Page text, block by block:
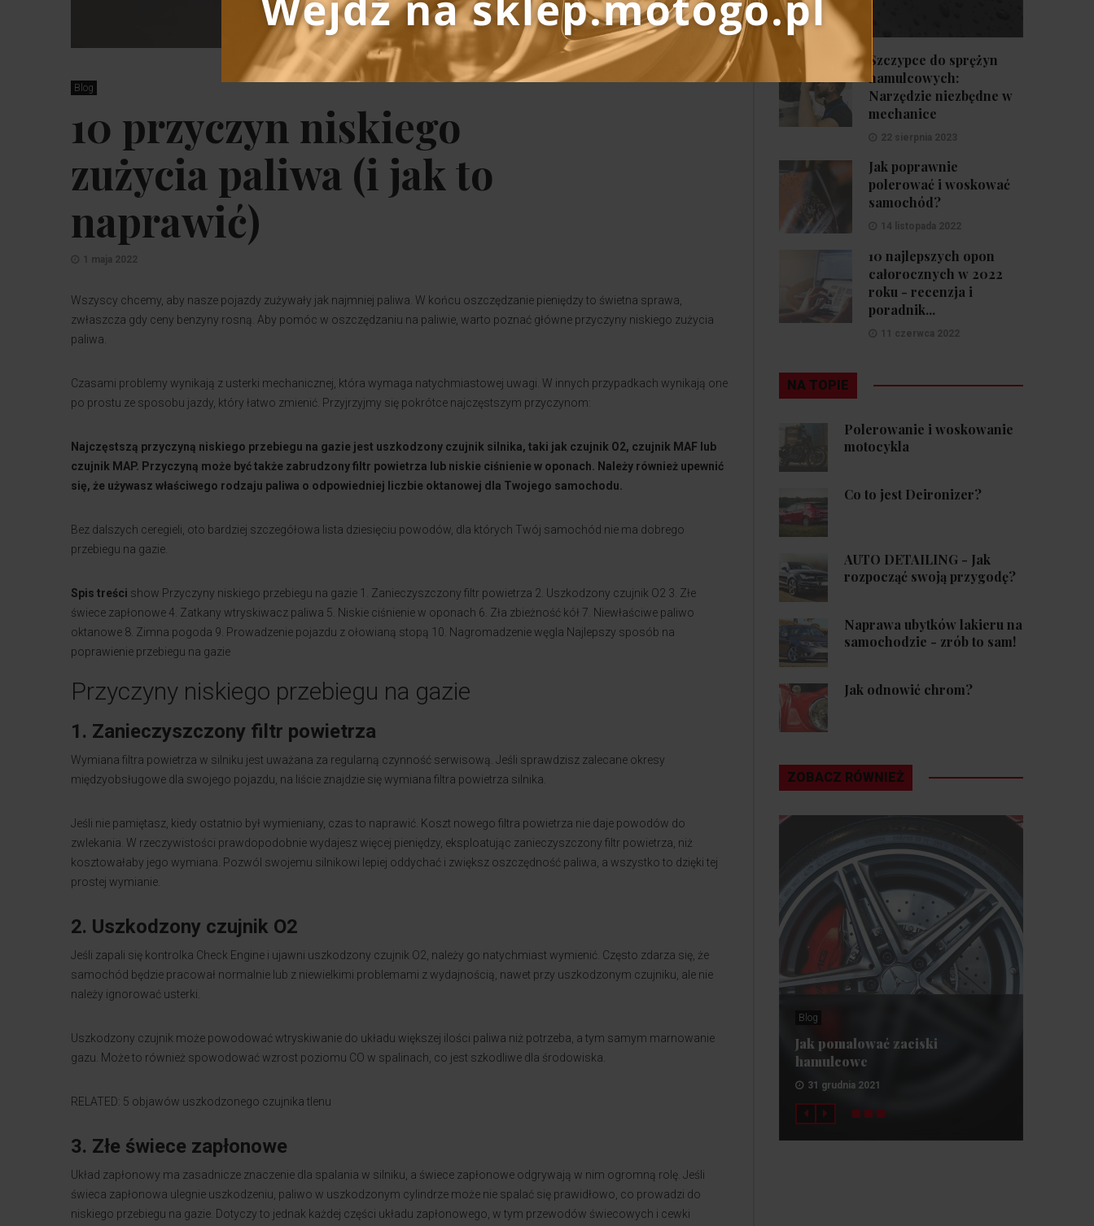
Blog
10 przyczyn niskiego
zużycia paliwa (i jak to
naprawić)
1 maja 2022
Wszyscy chcemy, aby nasze pojazdy zużywały jak najmniej paliwa. W końcu oszczędzanie pieniędzy to świetna sprawa,
zwłaszcza gdy ceny benzyny rosną. Aby pomóc w oszczędzaniu na paliwie, warto poznać główne przyczyny niskiego zużycia
paliwa.
Czasami problemy wynikają z usterki mechanicznej, która wymaga natychmiastowej uwagi. W innych przypadkach wynikają one
po prostu ze sposobu jazdy, który łatwo zmienić. Przyjrzyjmy się pokrótce najczęstszym przyczynom:
Najczęstszą przyczyną niskiego przebiegu na gazie jest uszkodzony czujnik silnika, taki jak czujnik O2, czujnik MAF lub
czujnik MAP. Przyczyną może być także zabrudzony filtr powietrza lub niskie ciśnienie w oponach. Należy również upewnić
się, że używasz właściwego rodzaju paliwa o odpowiedniej liczbie oktanowej dla Twojego samochodu.
Bez dalszych ceregieli, oto bardziej szczegółowa lista dziesięciu powodów, dla których Twój samochód nie ma dobrego
przebiegu na gazie.
Spis treści show Przyczyny niskiego przebiegu na gazie 1. Zanieczyszczony filtr powietrza 2. Uszkodzony czujnik O2 3. Złe
świece zapłonowe 4. Zatkany wtryskiwacz paliwa 5. Niskie ciśnienie w oponach 6. Zła zbieżność kół 7. Niewłaściwe paliwo
oktanowe 8. Zimna pogoda 9. Prowadzenie pojazdu z ołowianą stopą 10. Nagromadzenie węgla Najlepszy sposób na
poprawienie przebiegu na gazie
Przyczyny niskiego przebiegu na gazie
1. Zanieczyszczony filtr powietrza
Wymiana filtra powietrza w silniku jest uważana za regularną czynność serwisową. Jeśli sprawdzisz zalecane okresy
międzyobsługowe dla swojego pojazdu, na liście znajdzie się wymiana filtra powietrza silnika.
Jeśli nie pamiętasz, kiedy ostatnio był wymieniany, czas to naprawić. Koszt nowego filtra powietrza nie daje powodów do
zwlekania. W rzeczywistości prawdopodobnie wydajesz więcej pieniędzy, eksploatując zanieczyszczony filtr powietrza, niż
kosztowałaby jego wymiana. Pozwól swojemu silnikowi lepiej oddychać i zwiększ oszczędność paliwa, a wszystko to dzięki tej
prostej wymianie.
2. Uszkodzony czujnik O2
Jeśli zapali się kontrolka Check Engine i ujawni uszkodzony czujnik O2, należy go natychmiast wymienić. Często zdarza się, że
samochód będzie pracował normalnie lub z niewielkimi problemami z wydajnością, nawet przy uszkodzonym czujniku, ale nie
należy ignorować usterki.
Uszkodzony czujnik może powodować wtryskiwanie do układu większej ilości paliwa niż potrzeba, a tym samym marnowanie
gazu. Może to również spowodować wzrost poziomu CO w spalinach, co jest szkodliwe dla środowiska.
RELATED: 5 objawów uszkodzonego czujnika tlenu
3. Złe świece zapłonowe
Układ zapłonowy ma zasadnicze znaczenie dla spalania w silniku, a świece zapłonowe odgrywają w nim ogromną rolę. Jeśli
świeca zapłonowa ulegnie uszkodzeniu, paliwo w uszkodzonym cylindrze może nie spalać się prawidłowo, co prowadzi do
niskiego przebiegu na gazie. Dotyczy to jednak każdej części układu zapłonowego, w tym przewodów świecowych i cewki
17 maja 2026
Szczypce do sprężyn
hamulcowych:
Narzędzie niezbędne w
mechanice
22 sierpnia 2023
Jak poprawnie
polerować i woskować
samochód?
14 listopada 2022
10 najlepszych opon
całorocznych w 2022
roku - recenzja i
poradnik...
11 czerwca 2022
NA TOPIE
Polerowanie i woskowanie
motocykla
Co to jest Deironizer?
AUTO DETAILING - Jak
rozpocząć swoją przygodę?
Naprawa ubytków lakieru na
samochodzie - zrób to sam!
Jak odnowić chrom?
ZOBACZ RÓWNIEŻ
Blog
Jak pomalować zaciski
hamulcowe
31 grudnia 2021